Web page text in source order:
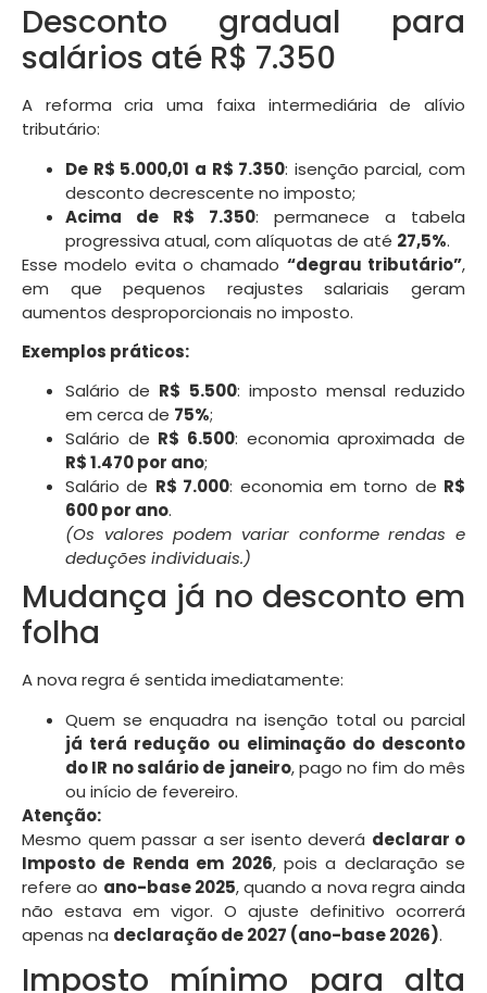
Desconto gradual para
salários até R$ 7.350
A reforma cria uma faixa intermediária de alívio
tributário:
De R$ 5.000,01 a R$ 7.350: isenção parcial, com
desconto decrescente no imposto;
Acima de R$ 7.350: permanece a tabela
progressiva atual, com alíquotas de até 27,5%.
Esse modelo evita o chamado “degrau tributário”,
em que pequenos reajustes salariais geram
aumentos desproporcionais no imposto.
Exemplos práticos:
Salário de R$ 5.500: imposto mensal reduzido
em cerca de 75%;
Salário de R$ 6.500: economia aproximada de
R$ 1.470 por ano;
Salário de R$ 7.000: economia em torno de R$
600 por ano.
(Os valores podem variar conforme rendas e
deduções individuais.)
Mudança já no desconto em
folha
A nova regra é sentida imediatamente:
Quem se enquadra na isenção total ou parcial
já terá redução ou eliminação do desconto
do IR no salário de janeiro, pago no fim do mês
ou início de fevereiro.
Atenção:
Mesmo quem passar a ser isento deverá declarar o
Imposto de Renda em 2026, pois a declaração se
refere ao ano-base 2025, quando a nova regra ainda
não estava em vigor. O ajuste definitivo ocorrerá
apenas na declaração de 2027 (ano-base 2026).
Imposto mínimo para alta